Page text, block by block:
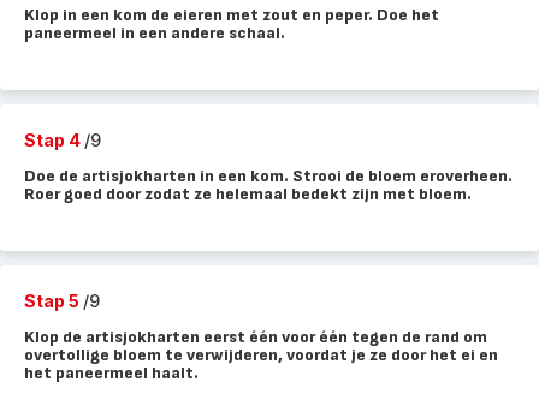
Klop in een kom de eieren met zout en peper. Doe het
paneermeel in een andere schaal.
Stap 4 /9
Doe de artisjokharten in een kom. Strooi de bloem eroverheen.
Roer goed door zodat ze helemaal bedekt zijn met bloem.
Stap 5 /9
Klop de artisjokharten eerst één voor één tegen de rand om
overtollige bloem te verwijderen, voordat je ze door het ei en
het paneermeel haalt.